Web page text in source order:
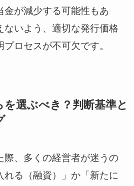
金が減少する可能性もあ
ないよう、適切な発行価格
ロセスが不可欠です。
選ぶべき？判断基準と
際、多くの経営者が迷うの
れる（融資）」か「新たに